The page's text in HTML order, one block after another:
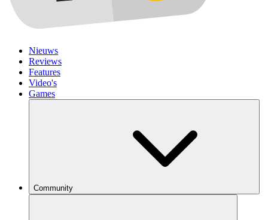
Nieuws
Reviews
Features
Video's
Games
Community